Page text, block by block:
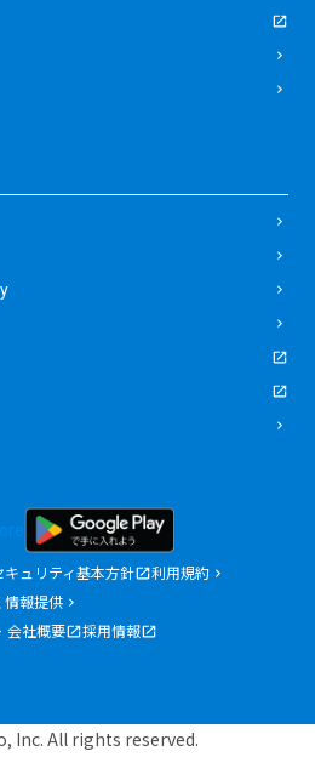
キュリティ基本方針
利用規約
情報提供
会社概要 採用情報
Inc. All rights reserved.